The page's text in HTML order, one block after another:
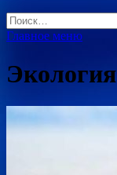
Найти:
Главное меню
Экология